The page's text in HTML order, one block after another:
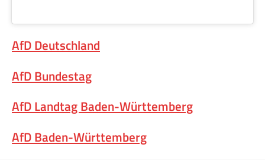
AfD Deutschland
AfD Bundestag
AfD Landtag Baden-Württemberg
AfD Baden-Württemberg